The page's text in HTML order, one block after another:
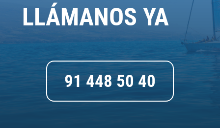
LLÁMANOS YA
91 448 50 40